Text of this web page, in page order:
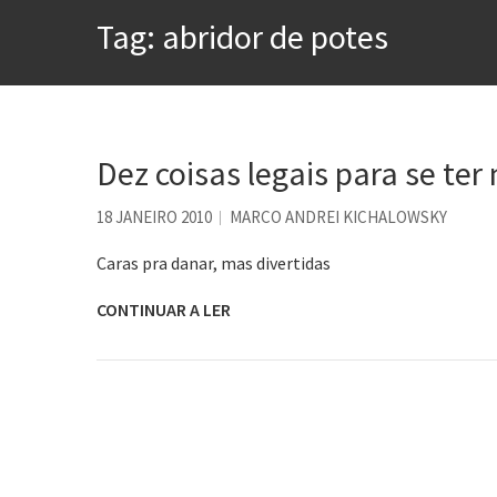
Aprender a fracassar é o
Os causos de Jorge Luis
Voto obrigatório é correto?
Tag: abridor de potes
Dez coisas legais para se ter
18 JANEIRO 2010 MARCO ANDREI KICHALOWSKY
Caras pra danar, mas divertidas
CONTINUAR A LER